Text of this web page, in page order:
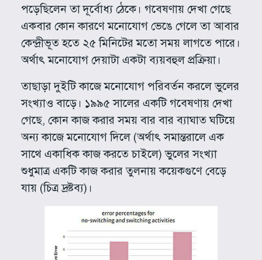
পড়েছিলেন তা দূর্বোধ্য ঠেকে। গবেষণায় দেখা গেছে
একবার কোন কারণে মনোযোগ ভেঙে গেলে তা আবার
কেন্দ্রীভূত হতে ২৫ মিনিটের মতো সময় লাগতে পারে।
অর্থাৎ মনোযোগ দেয়াটা একটা ব্যয়বহুল প্রক্রিয়া।
তাছাড়া দুইটি কাজে মনোযোগ পরিবর্তন করলে ভুলের
সংখ্যাও বাড়ে। ১৯৯৫ সালের একটি গবেষণায় দেখা
গেছে, কোন কাজ করার সময় বার বার ব্যাঘাত ঘটিয়ে
অন্য কাজে মনোযোগ দিলে (অর্থাৎ সমান্তরালে এক
সাথে একাধিক কাজ করতে চাইলে) ভুলের সংখ্যা
শুধুমাত্র একটি কাজ করার তুলনায় কয়েকগুণে বেড়ে
যায় (চিত্র দ্রষ্টব্য)।